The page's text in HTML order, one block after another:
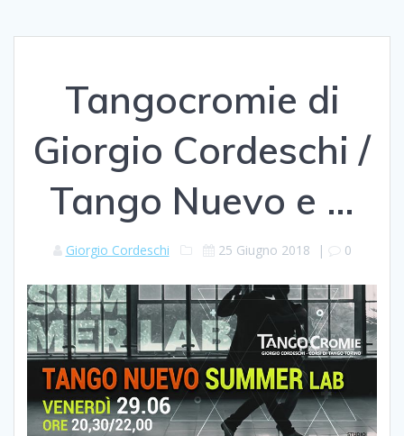
Tangocromie di
Giorgio Cordeschi /
Tango Nuevo e …
Giorgio Cordeschi 25 Giugno 2018 | 0